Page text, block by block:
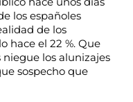
los españoles
de los
hace el 22 %. Que
los alunizajes
sospecho que